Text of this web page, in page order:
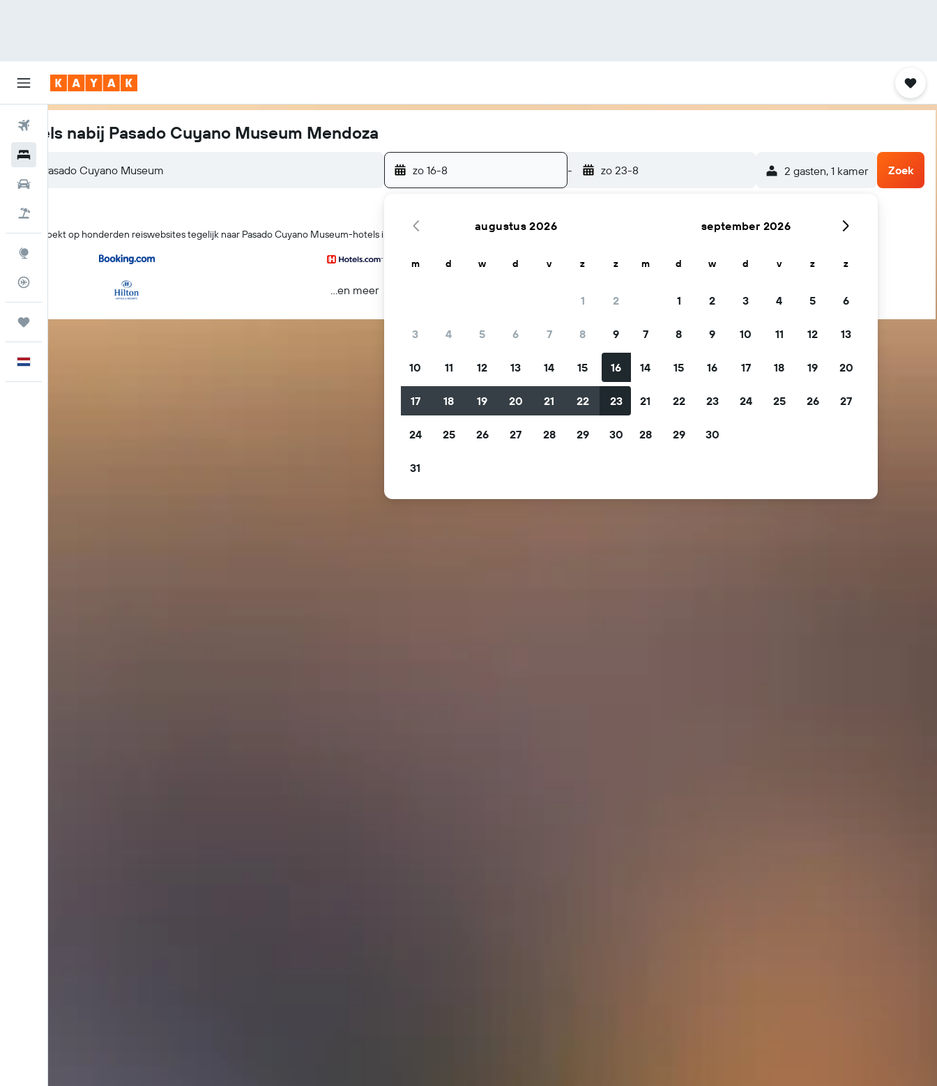
Vliegtickets
Trips
Hotels nabij Pasado Cuyano Museum Mendoza
zo 16-8 - zo 23-8 2 gasten, 1 kamer Zoek
KAYAK zoekt op honderden reiswebsites tegelijk naar Pasado Cuyano Museum-hotels in Mendoza
...en meer
augustus 2026
m d w d v z z
1 2
3 4 5 6 7 8 9
10 11 12 13 14 15 16
17 18 19 20 21 22 23
24 25 26 27 28 29 30
31
september 2026
m d w d v z z
1 2 3 4 5 6
7 8 9 10 11 12 13
14 15 16 17 18 19 20
21 22 23 24 25 26 27
28 29 30